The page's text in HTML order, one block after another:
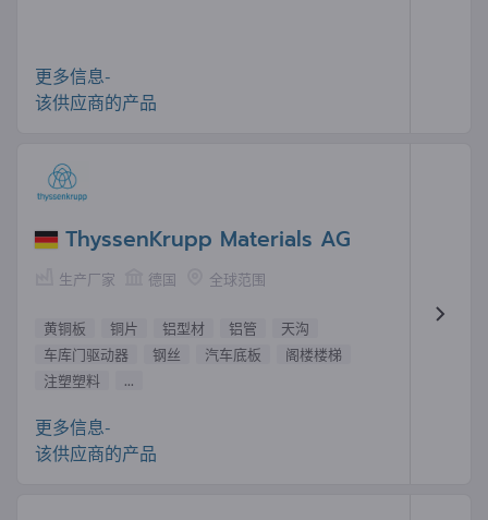
更多信息-
该供应商的产品
ThyssenKrupp Materials AG
生产厂家 德国 全球范围
黄铜板 铜片 铝型材 铝管
天沟
车库门驱动器
钢丝 汽车底板
阁楼楼梯
注塑塑料
...
更多信息-
该供应商的产品